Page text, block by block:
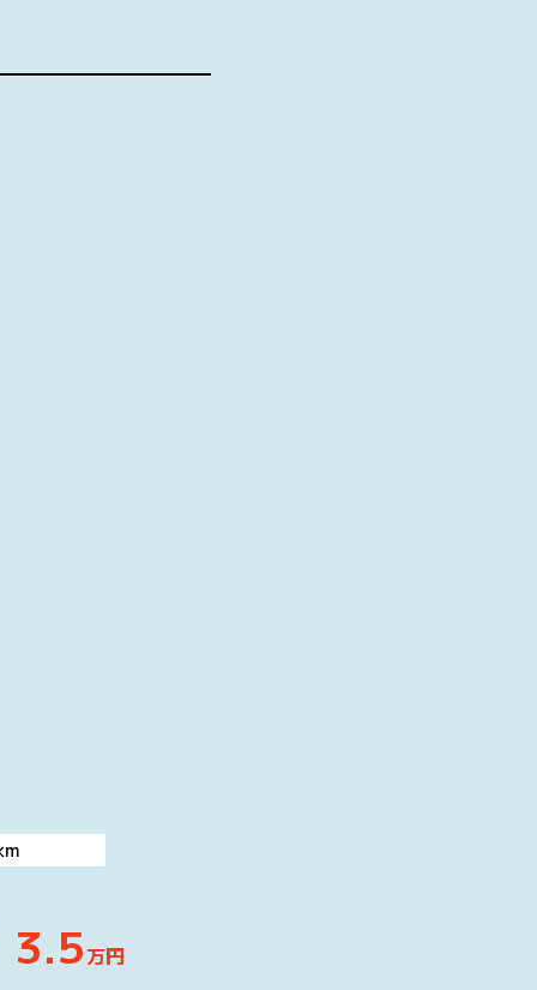
3.5万円